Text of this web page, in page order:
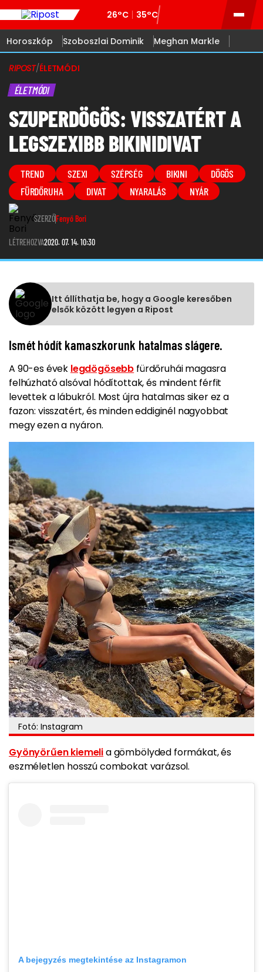
26°C 35°C
Horoszkóp Szoboszlai Dominik Meghan Markle
RIPOST/ÉLETMÓDI
ÉLETMÓDI
SZUPERDÖGÖS: VISSZATÉRT A
LEGSZEXIBB BIKINIDIVAT
TREND SZEXI SZÉPSÉG BIKINI
DÖGÖS
FÜRDŐRUHA
DIVAT NYARALÁS NYÁR
SZERZŐFenyő Bori
LÉTREHOZVA2020. 07. 14. 10:30
Itt állíthatja be, hogy a Google keresőben
elsők között legyen a Ripost
Ismét hódít kamaszkorunk hatalmas slágere.
A 90-es évek legdögösebb fürdőruhái magasra
felhúzható alsóval hódítottak, és mindent férfit
levettek a lábukról. Most újra hatalmas siker ez a
fazon: visszatért, és minden eddiginél nagyobbat
megy ezen a nyáron.
Fotó: Instagram
Gyönyörűen kiemelia gömbölyded formákat, és
eszméletlen hosszú combokat varázsol.
A bejegyzés megtekintése az Instagramon